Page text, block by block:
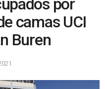
por
camas UCI
Buren